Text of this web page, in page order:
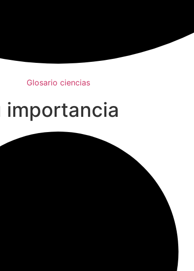
Glosario ciencias
importancia